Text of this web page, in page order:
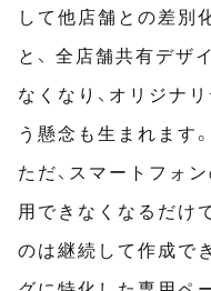
して他店舗との差別
と、 全店舗共有デザ
なくなり、オリジナ
う懸念も生まれます。
ただ、スマートフォ
用できなくなるだけ
のは継続して作成で